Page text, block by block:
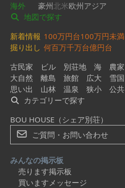
海外 豪州北米欧州アジア
地図で探す
新着情報 100万円台100万円未満
掘り出し 何百万千万台億円台
古民家
ビル 別荘地 海 農家
大自然
離島 旅館 広大 雪国
思い出
山林 温泉 狭小 公共
カテゴリーで探す
BOU HOUSE（シェア別荘）
ご質問・お問い合わせ
みんなの掲示板
売ります掲示板
買いますメッセージ